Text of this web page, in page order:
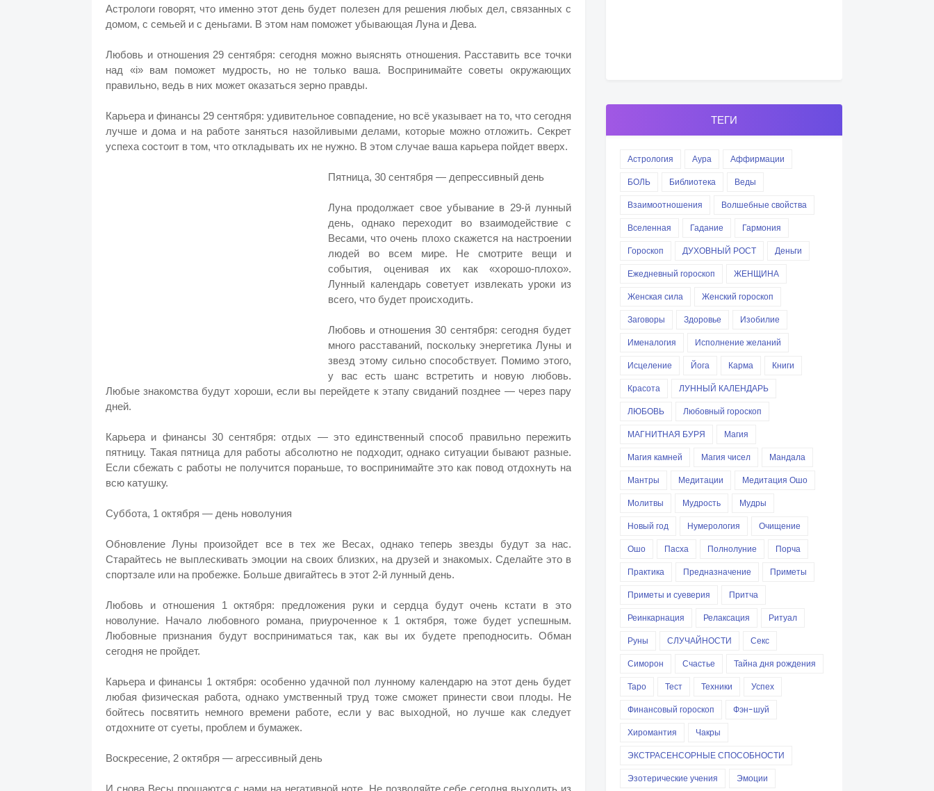
Астрологи говорят, что именно этот день будет полезен для решения любых дел, связанных с
домом, с семьей и с деньгами. В этом нам поможет убывающая Луна и Дева.
Любовь и отношения 29 сентября: сегодня можно выяснять отношения. Расставить все точки
над «i» вам поможет мудрость, но не только ваша. Воспринимайте советы окружающих
правильно, ведь в них может оказаться зерно правды.
Карьера и финансы 29 сентября: удивительное совпадение, но всё указывает на то, что сегодня
лучше и дома и на работе заняться назойливыми делами, которые можно отложить. Секрет
успеха состоит в том, что откладывать их не нужно. В этом случае ваша карьера пойдет вверх.
Пятница, 30 сентября — депрессивный день
Луна продолжает свое убывание в 29-й лунный
день, однако переходит во взаимодействие с
Весами, что очень плохо скажется на настроении
людей во всем мире. Не смотрите вещи и
события, оценивая их как «хорошо-плохо».
Лунный календарь советует извлекать уроки из
всего, что будет происходить.
Любовь и отношения 30 сентября: сегодня будет
много расставаний, поскольку энергетика Луны и
звезд этому сильно способствует. Помимо этого,
у вас есть шанс встретить и новую любовь.
Любые знакомства будут хороши, если вы перейдете к этапу свиданий позднее — через пару
дней.
Карьера и финансы 30 сентября: отдых — это единственный способ правильно пережить
пятницу. Такая пятница для работы абсолютно не подходит, однако ситуации бывают разные.
Если сбежать с работы не получится пораньше, то воспринимайте это как повод отдохнуть на
всю катушку.
Суббота, 1 октября — день новолуния
Обновление Луны произойдет все в тех же Весах, однако теперь звезды будут за нас.
Старайтесь не выплескивать эмоции на своих близких, на друзей и знакомых. Сделайте это в
спортзале или на пробежке. Больше двигайтесь в этот 2-й лунный день.
Любовь и отношения 1 октября: предложения руки и сердца будут очень кстати в это
новолуние. Начало любовного романа, приуроченное к 1 октября, тоже будет успешным.
Любовные признания будут восприниматься так, как вы их будете преподносить. Обман
сегодня не пройдет.
Карьера и финансы 1 октября: особенно удачной пол лунному календарю на этот день будет
любая физическая работа, однако умственный труд тоже сможет принести свои плоды. Не
бойтесь посвятить немного времени работе, если у вас выходной, но лучше как следует
отдохните от суеты, проблем и бумажек.
Воскресение, 2 октября — агрессивный день
И снова Весы прощаются с нами на негативной ноте. Не позволяйте себе сегодня выходить из
ТЕГИ
Астрология Аура
Аффирмации
БОЛЬ
Библиотека
Веды
Взаимоотношения
Волшебные свойства
Вселенная
Гадание
Гармония
Гороскоп
ДУХОВНЫЙ РОСТ
Деньги
Ежедневный гороскоп
ЖЕНЩИНА
Женская сила
Женский гороскоп
Заговоры
Здоровье
Изобилие
Именалогия
Исполнение желаний
Исцеление
Йога Карма
Книги
Красота
ЛУННЫЙ КАЛЕНДАРЬ
ЛЮБОВЬ
Любовный гороскоп
МАГНИТНАЯ БУРЯ
Магия
Магия камней
Магия чисел
Мандала
Мантры
Медитации
Медитация Ошо
Молитвы
Мудрость
Мудры
Новый год
Нумерология
Очищение
Ошо
Пасха Полнолуние
Порча
Практика
Предназначение
Приметы
Приметы и суеверия
Притча
Реинкарнация
Релаксация
Ритуал
Руны
СЛУЧАЙНОСТИ
Секс
Симорон
Счастье
Тайна дня рождения
Таро
Тест Техники
Успех
Финансовый гороскоп
Фэн-шуй
Хиромантия
Чакры
ЭКСТРАСЕНСОРНЫЕ СПОСОБНОСТИ
Эзотерические учения
Эмоции